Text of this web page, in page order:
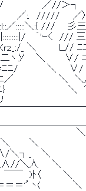
　　　／//＞┐
／:.　/////　　
/// 　 彡三┐　　
　 ｀'ｰく　/// 三
_ ＼　　　 Ｌ// ﾆﾆﾆ
＼　　　∨/ ﾆﾆﾆ
　　　 ＼　　∨/
　　　　　　＼　
　 　 　 ＼　⌒ ￣
　 　 　 　 　 　
　　　　 ＼　 　
　 　 　 　 ＼
　 ＼　　　　
人　　＼　　 　
)ﾄ〈 　 　 ＼　　
　　　　＼　